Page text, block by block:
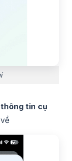
thông tin cụ